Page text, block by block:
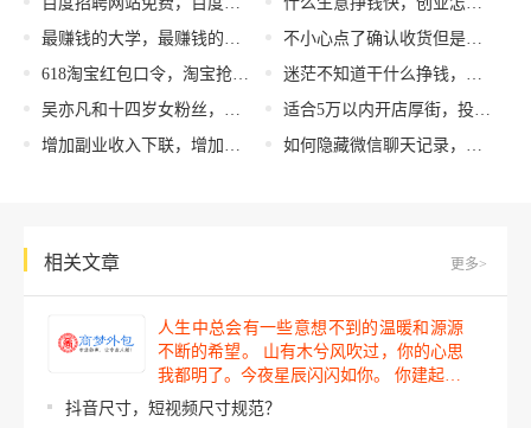
最赚钱的大学，最赚钱的大学专业？
618淘宝红包口令，淘宝抢红包口令
吴亦凡和十四岁女粉丝，吴亦凡_14岁_怀孕？
增加副业收入下联，增加副业收入的方法
不小心点了确认收货但是还没收到货怎么办拼多多，拼多多还没收到货,不小心点确认收货了怎么办
迷茫不知道干什么挣钱，寻找职业发展方向？
适合5万以内开店厚街，投资在5万左右的店？
如何隐藏微信聊天记录，如何隐藏微信聊天记录时间？
相关文章 更多>
人生中总会有一些意想不到的温暖和源源
不断的希望。 山有木兮风吹过，你的心思
我都明了。今夜星辰闪闪如你。 你建起…
抖音尺寸，短视频尺寸规范？